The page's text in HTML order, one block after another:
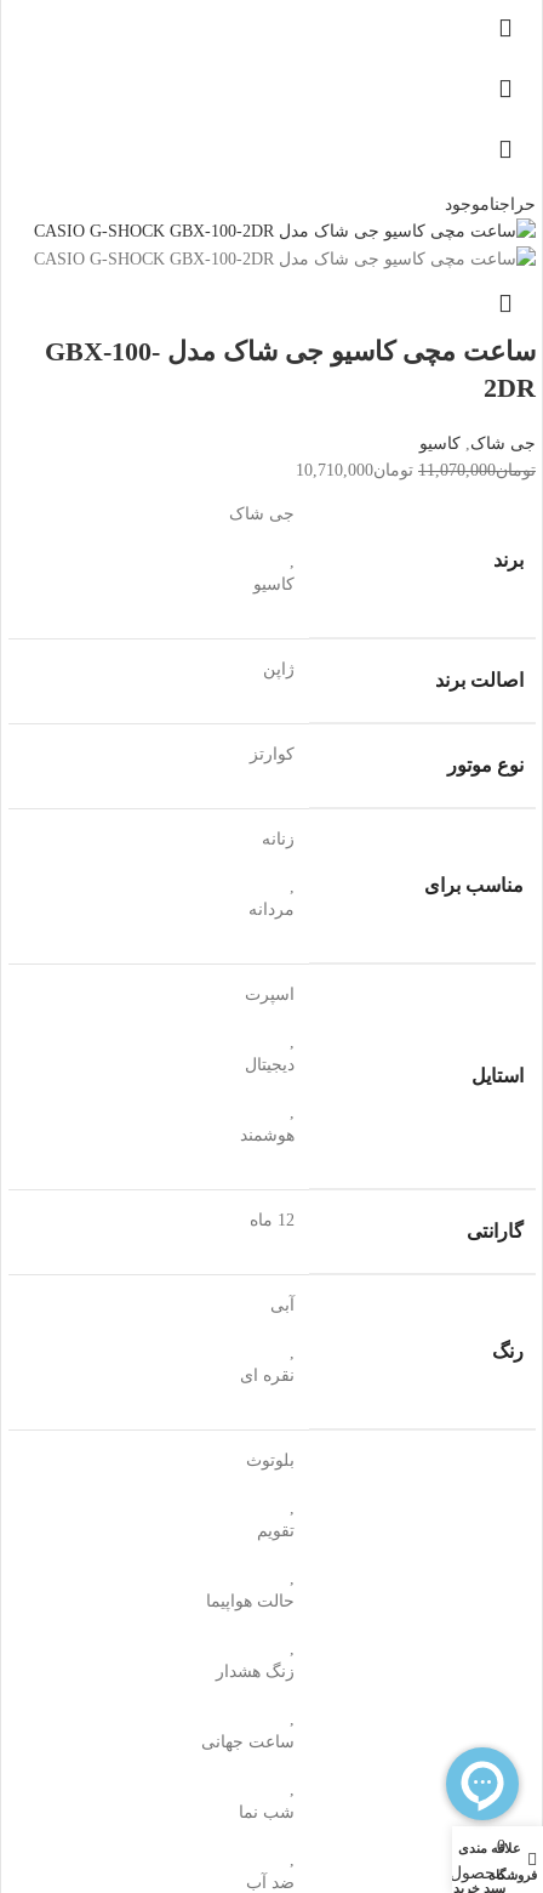
حراجناموجود
ساعت مچی کاسیو جی شاک مدل GBX-100-
2DR
جی شاک, کاسیو
تومان11,070,000 تومان10,710,000
برند
جی شاک
,
کاسیو
اصالت برند
ژاپن
نوع موتور
کوارتز
مناسب برای
زنانه
,
مردانه
استایل
اسپرت
,
دیجیتال
,
هوشمند
گارانتی
12 ماه
رنگ
آبی
,
نقره ای
بلوتوث
,
تقویم
,
حالت هواپیما
,
زنگ هشدار
,
ساعت جهانی
,
شب‌ نما
,
ضد آب
فروشگاه
علاقه مندی
0
محصول
سبد خرید